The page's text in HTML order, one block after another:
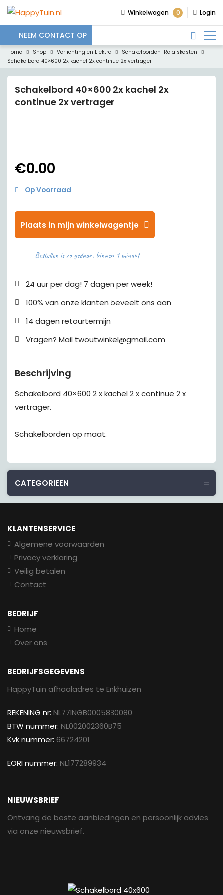
Winkelwagen 0 Login
NEEM CONTACT OP
Home Shop Verlichting en Elektra
Schakelborden-Relaiskasten
Schakelbord 40×600 2x kachel 2x continue 2x vertrager
Schakelbord 40×600 2x kachel 2x
continue 2x vertrager
€0.00
Op Voorraad
Plaats in mijn winkelwagentje
Bestellen is zo gedaan, binnen 1 minuut
24 uur per dag! 7 dagen per week!
100% van onze klanten beveelt ons aan
14 dagen retourtermijn
Vragen? Mail twoutwinkel@gmail.com
Beschrijving
Schakelbord 40×600 2 x kachel 2 x continue 2 x
vertrager.
Schakelborden op maat.
CATEGORIEEN
KLANTENSERVICE
Algemene voorwaarden
Privacy verklaring
Veilig betalen
Contact
BEDRIJF
Home
Over ons
BEDRIJFSGEGEVENS
HappyTuin afhaaladres te Enkhuizen
REKENING nr: NL77INGB0005830080
BTW nummer: NL002002360B75
Kvk nummer: 66724201
EORI nummer: NL177289934
NIEUWSBRIEF
Ontvang de beste aanbiedingen en persoonlijk advies
via onze nieuwsbrief.